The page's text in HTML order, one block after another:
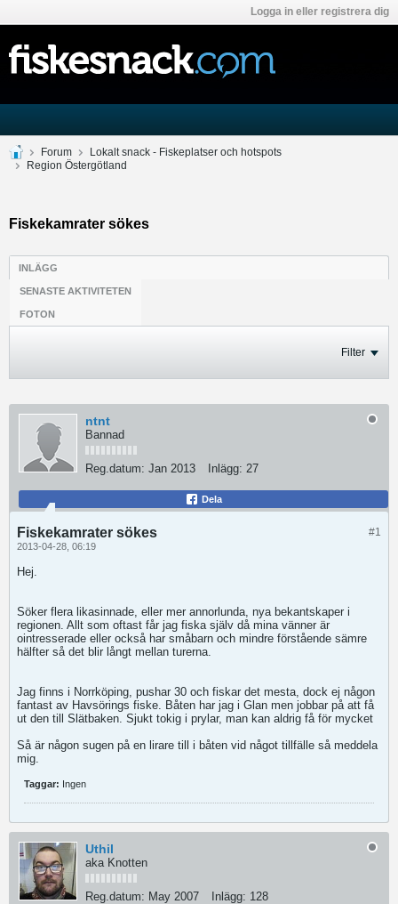
Logga in eller registrera dig
Forum
Lokalt snack - Fiskeplatser och hotspots
Region Östergötland
Fiskekamrater sökes
INLÄGG
SENASTE AKTIVITETEN
FOTON
Filter
ntnt
Bannad
Reg.datum: Jan 2013 Inlägg: 27
Dela
#1
Fiskekamrater sökes
2013-04-28, 06:19
Hej.
Söker flera likasinnade, eller mer annorlunda, nya bekantskaper i
regionen. Allt som oftast får jag fiska själv då mina vänner är
ointresserade eller också har småbarn och mindre förstående sämre
hälfter så det blir långt mellan turerna.
Jag finns i Norrköping, pushar 30 och fiskar det mesta, dock ej någon
fantast av Havsörings fiske. Båten har jag i Glan men jobbar på att få
ut den till Slätbaken. Sjukt tokig i prylar, man kan aldrig få för mycket
Så är någon sugen på en lirare till i båten vid något tillfälle så meddela
mig.
Taggar: Ingen
Uthil
aka Knotten
Reg.datum: May 2007 Inlägg: 128